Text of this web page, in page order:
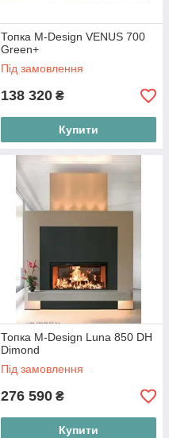
Топка M-Design VENUS 700
Green+
Під замовлення
138 320 ₴
Купити
Топка M-Design Luna 850 DH
Dimond
Під замовлення
276 590 ₴
Купити